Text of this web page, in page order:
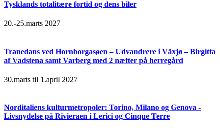
Tysklands totalitære fortid og dens biler
20.-25.marts 2027
Tranedans ved Hornborgasøen – Udvandrere i Växjø – Birgitta
af Vadstena samt Varberg med 2 nætter på herregård
30.marts til 1.april 2027
Norditaliens kulturmetropoler: Torino, Milano og Genova -
Livsnydelse på Rivieraen i Lerici og Cinque Terre